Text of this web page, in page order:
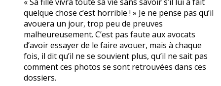
quelque chose c’est horrible ! » Je ne pense pas qu’il
avouera un jour, trop peu de preuves
malheureusement. C’est pas faute aux avocats
d’avoir essayer de le faire avouer, mais à chaque
fois, il dit qu’il ne se souvient plus, qu’il ne sait pas
comment ces photos se sont retrouvées dans ces
dossiers.